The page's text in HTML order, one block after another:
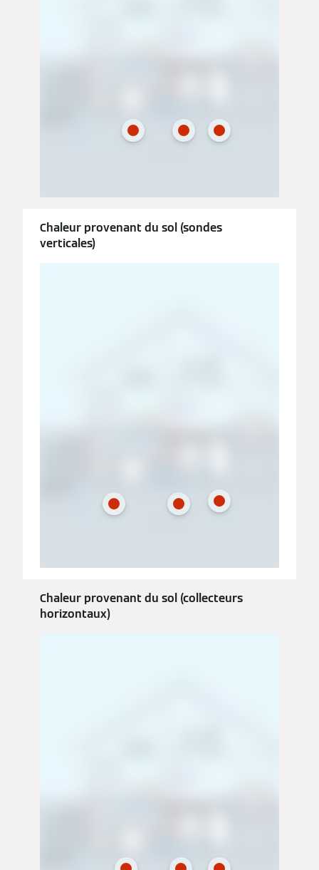
Chaleur provenant du sol (sondes
verticales)
Chaleur provenant du sol (collecteurs
horizontaux)